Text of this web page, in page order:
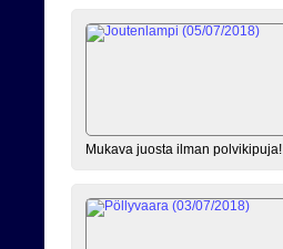
Mukava juosta ilman polvikipuja!